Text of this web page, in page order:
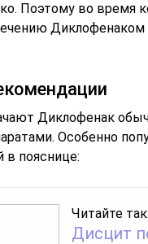
Поэтому во время
Диклофенаком
Диклофенак
Особенно
в пояснице:
Читайте
Дисцит